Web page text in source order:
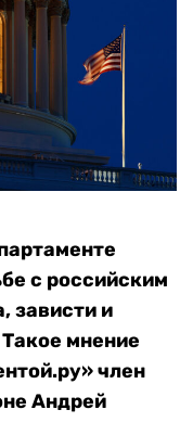
с российским
зависти и
мнение
член
Андрей